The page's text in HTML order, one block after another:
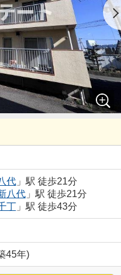
代」駅 徒歩21分
八代」駅 徒歩21分
丁」駅 徒歩43分
45年)